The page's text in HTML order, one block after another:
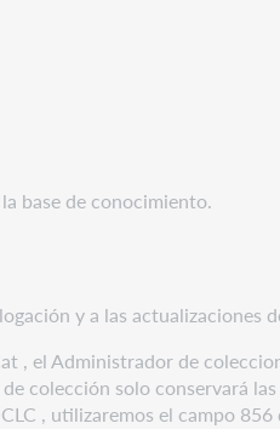
base de conocimiento.
y a las actualizaciones
, el Administrador de
colección solo conservará
, utilizaremos el campo 856